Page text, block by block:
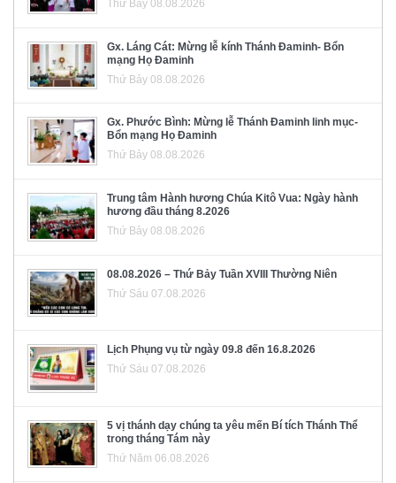
Thứ Bảy 08.08.2026
Gx. Láng Cát: Mừng lễ kính Thánh Đaminh- Bổn
mạng Họ Đaminh
Thứ Bảy 08.08.2026
Gx. Phước Bình: Mừng lễ Thánh Đaminh linh mục-
Bổn mạng Họ Đaminh
Thứ Bảy 08.08.2026
Trung tâm Hành hương Chúa Kitô Vua: Ngày hành
hương đầu tháng 8.2026
Thứ Bảy 08.08.2026
08.08.2026 – Thứ Bảy Tuần XVIII Thường Niên
Thứ Sáu 07.08.2026
Lịch Phụng vụ từ ngày 09.8 đến 16.8.2026
Thứ Sáu 07.08.2026
5 vị thánh dạy chúng ta yêu mến Bí tích Thánh Thể
trong tháng Tám này
Thứ Năm 06.08.2026